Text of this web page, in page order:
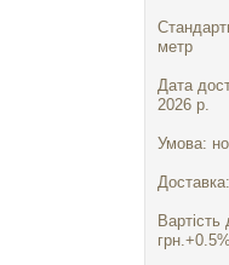
метр
Дата
2026 р.
Умова:
Доставка:
Вартість
грн.+0.5%